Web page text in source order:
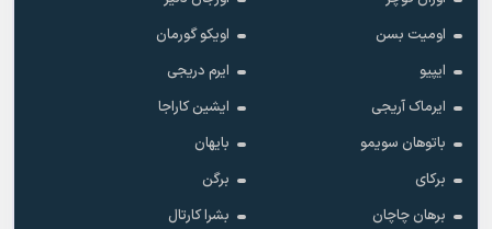
اومیت بسن
اویکو گورمان
ایپیو
ایرم دریجی
ایرماک آریجی
ایشین کاراجا
باتوهان سویمو
بایهان
برکای
برگن
برهان چاچان
بشرا کارتال